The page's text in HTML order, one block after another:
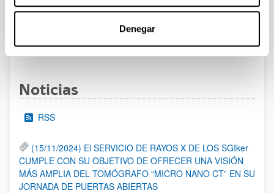
Denegar
al 30/07/2026 (ambos incluídos)
Página
1 Página
2 Página
3 ...Páginas intermedias Use TAB
Página
95
Noticias
RSS
(15/11/2024) El SERVICIO DE RAYOS X DE LOS SGIker
CUMPLE CON SU OBJETIVO DE OFRECER UNA VISIÓN
MÁS AMPLIA DEL TOMÓGRAFO “MICRO NANO CT” EN SU
JORNADA DE PUERTAS ABIERTAS